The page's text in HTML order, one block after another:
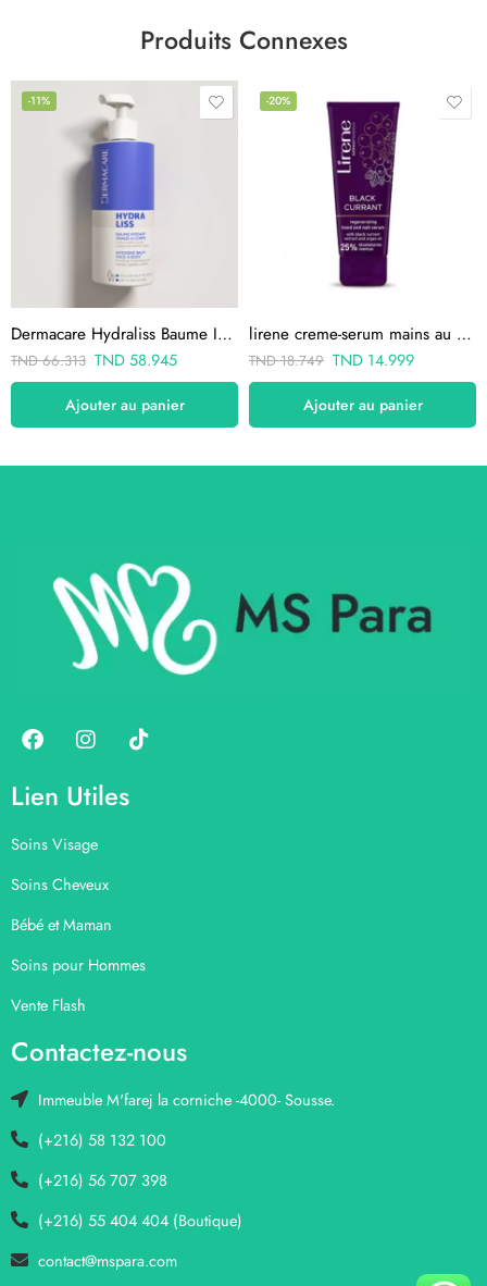
Produits Connexes
-11%
Dermacare Hydraliss Baume Intensif 500 ML
TND66.313 TND58.945
Ajouter au panier
-20%
lirene creme-serum mains au cassis 25% 75ml
TND18.749 TND 14.999
Ajouter au panier
Lien Utiles
Soins Visage
Soins Cheveux
Bébé et Maman
Soins pour Hommes
Vente Flash
Contactez-nous
Immeuble M'farej la corniche -4000- Sousse.
(+216) 58 132 100
(+216) 56 707 398
(+216) 55 404 404 (Boutique)
contact@mspara.com